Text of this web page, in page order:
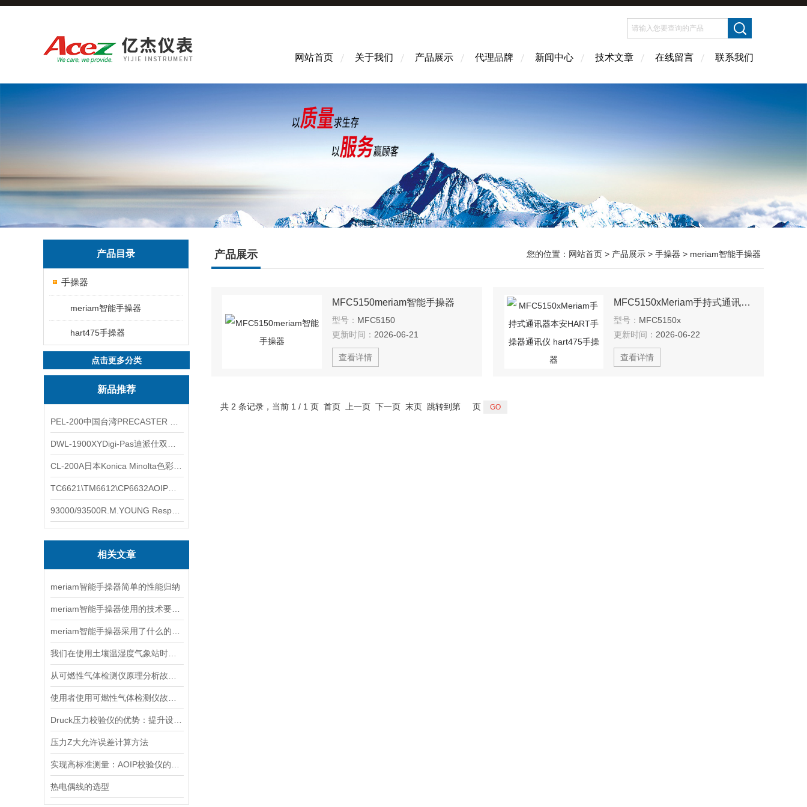
网站首页 关于我们 产品展示 代理品牌 新闻中心 技术文章 在线留言 联系我们
产品目录
手操器
meriam智能手操器
hart475手操器
点击更多分类
新品推荐
相关文章
meriam智能手操器简单的性能归纳
压力Z大允许误差计算方法
热电偶线的选型
产品展示 您的位置： 网站首页 > 产品展示 > 手操器 > meriam智能手操器
MFC5150meriam智能手操器
型号： MFC5150
更新时间： 2026-06-21
查看详情
MFC5150xMeriam手持式通讯器本安HART手操器通讯仪 hart475手操器
型号： MFC5150x
更新时间： 2026-06-22
查看详情
共 2 条记录，当前 1 / 1 页 首页 上一页 下一页 末页 跳转到第 页